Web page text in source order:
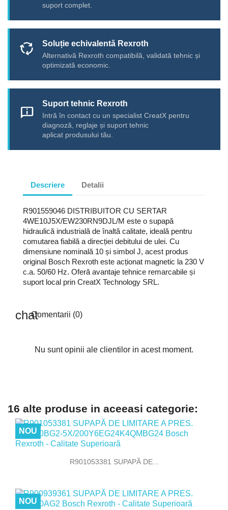
suport complet.
cycle Soluție echivalentă Rexroth
Alternativă Rexroth compatibilă, validată tehnic și
optimizată economic.
chat_info
Suport tehnic Rexroth
Intră în contact cu un specialist CreatX pentru
diagnoză, reglaje și suport tehnic
aplicat produsului tău.
Descriere Detalii
R901559046 DISTRIBUITOR CU SERTAR
4WE10J5X/EW230RN9DJL/M este o supapă
hidraulică industrială de înaltă calitate, ideală pentru
comutarea fiabilă a direcției debitului de ulei. Cu
dimensiune nominală 10 și simbol J, acest produs
original Bosch Rexroth este acționat magnetic la 230 V
c.a. 50/60 Hz. Oferă avantaje tehnice remarcabile și
suport local prin CreatX Technology SRL.
Comentarii (0)
Nu sunt opinii ale clientilor in acest moment.
16 alte produse in aceeasi categorie:
R901053381 SUPAPĂ DE...
NOU
NOU